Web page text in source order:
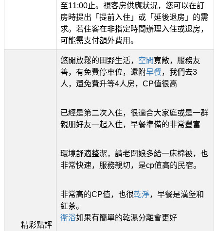
至11:00止。視客房供應狀況，您可以在訂
房時提出「提前入住」或「延後退房」的需
求。若住客在非指定時間辦理入住或退房，
可能需支付額外費用。
精彩點評
悠閒放鬆的田野生活， 空間寬敞，服務友
善，有免費停車位，還附早餐，我們去3
人，還免費升等4人房，CP值很高
已經是第二次入住，很適合大家庭或是一群
親朋好友一起入住，早餐準備的非常豐富
環境舒適整潔，請老闆娘多給一床棉被，也
非常快速，服務親切，是cp值高的民宿。
非常高的CP值，也很乾淨，早餐是漢堡和
紅茶。
衛浴如果有簡單的乾濕分離會更好